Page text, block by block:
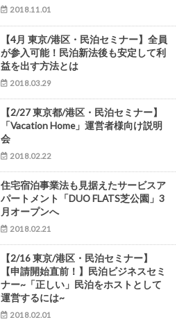
2018.11.01
【4月 東京/港区・民泊セミナー】全員
が参入可能！民泊新法後も安定して利
益を出す方法とは
2018.03.29
【2/27 東京都/港区・民泊セミナー】
「Vacation Home」運営者様向け説明
会
2018.02.22
住宅宿泊事業法も見据えたサービスア
パートメント「DUO FLATS芝公園」3
月オープンへ
2018.02.21
【2/16 東京/港区・民泊セミナー】
【申請開始直前！】民泊ビジネスセミ
ナー~「正しい」民泊をホストとして
運営するには~
2018.02.01